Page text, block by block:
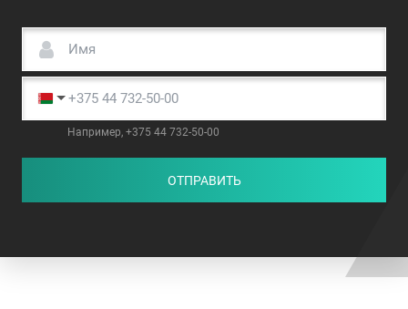
Например, +375 44 732-50-00
ОТПРАВИТЬ